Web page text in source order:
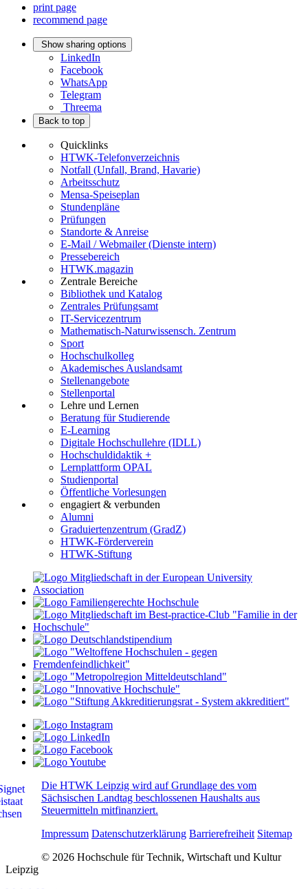
print page
recommend page
Show sharing options
LinkedIn
Facebook
WhatsApp
Telegram
Threema
Back to top
Quicklinks
HTWK-Telefonverzeichnis
Notfall (Unfall, Brand, Havarie)
Arbeitsschutz
Mensa-Speiseplan
Stundenpläne
Prüfungen
Standorte & Anreise
E-Mail / Webmailer (Dienste intern)
Pressebereich
HTWK.magazin
Zentrale Bereiche
Bibliothek und Katalog
Zentrales Prüfungsamt
IT-Servicezentrum
Mathematisch-Naturwissensch. Zentrum
Sport
Hochschulkolleg
Akademisches Auslandsamt
Stellenangebote
Stellenportal
Lehre und Lernen
Beratung für Studierende
E-Learning
Digitale Hochschullehre (IDLL)
Hochschuldidaktik +
Lernplattform OPAL
Studienportal
Öffentliche Vorlesungen
engagiert & verbunden
Alumni
Graduiertenzentrum (GradZ)
HTWK-Förderverein
HTWK-Stiftung
Die HTWK Leipzig wird auf Grundlage des vom
Sächsischen Landtag beschlossenen Haushalts aus
Steuermitteln mitfinanziert.
Impressum Datenschutzerklärung Barrierefreiheit Sitemap
© 2026 Hochschule für Technik, Wirtschaft und Kultur
Leipzig